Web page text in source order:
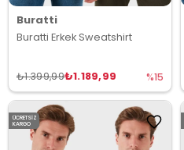
Buratti
Buratti Erkek Sweatshirt
₺1.189,99
₺1.399,99 %15
ÜCRETSIZ
KARGO